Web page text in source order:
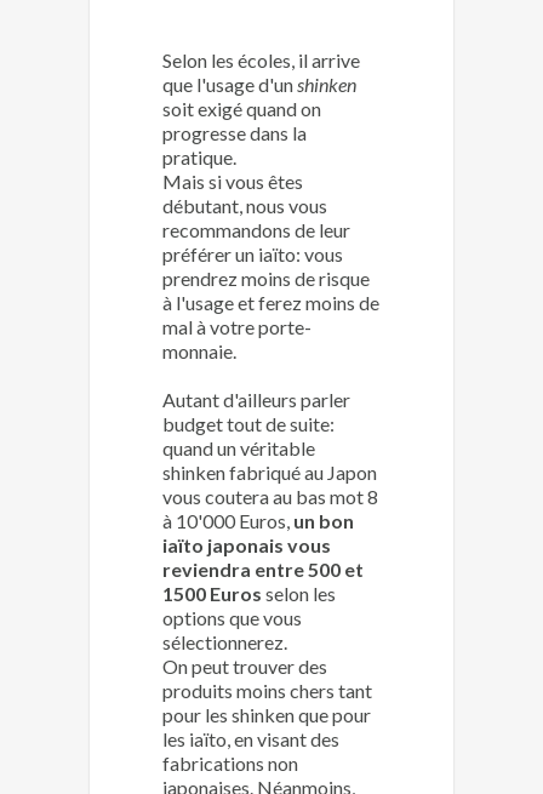
Selon les écoles, il arrive
que l'usage d'unshinken
soit exigé quand on
progresse dans la
pratique.
Mais si vous êtes
débutant, nous vous
recommandons de leur
préférer un iaïto: vous
prendrez moins de risque
à l'usage et ferez moins de
mal à votre porte-
monnaie.
Autant d'ailleurs parler
budget tout de suite:
quand un véritable
shinken fabriqué au Japon
vous coutera au bas mot 8
à 10'000 Euros, un bon
iaïto japonais vous
reviendra entre 500 et
1500 Euros selon les
options que vous
sélectionnerez.
On peut trouver des
produits moins chers tant
pour les shinken que pour
les iaïto, en visant des
fabrications non
japonaises. Néanmoins,